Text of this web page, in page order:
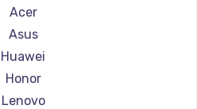
BlackView
Amazon
Aquarius
Philips
Dell
Acer
Asus
Huawei
Honor
Lenovo